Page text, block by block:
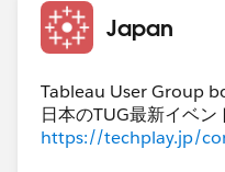
Japan
Tableau User Group
日本のTUG最新イベン
https://techplay.jp/